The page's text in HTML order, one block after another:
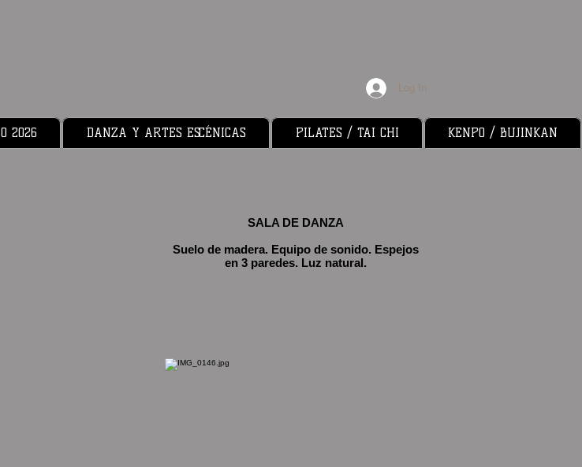
Log In
SALA DE DANZA
Suelo de madera. Equipo de sonido. Espejos
en 3 paredes. Luz natural.
2026 DANZA Y ARTES ESCÉNICAS PILATES / TAI CHI KENPO / BUJINKAN